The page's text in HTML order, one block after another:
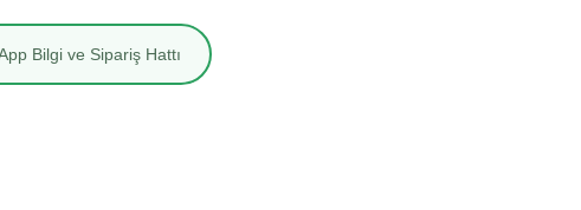
Bilgi ve Sipariş Hattı